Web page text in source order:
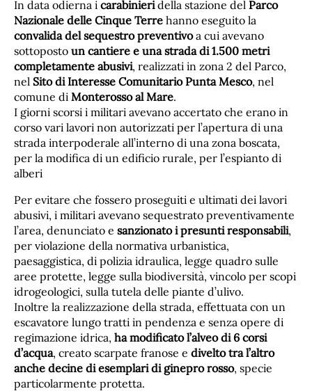
In data odierna i carabinieridella stazione del Parco
Nazionale delle Cinque Terre hanno eseguito la
convalida del sequestro preventivoa cui avevano
sottoposto un cantiere e una strada di 1.500 metri
completamente abusivi, realizzati in zona 2 del Parco,
nel Sito di Interesse Comunitario Punta Mesco, nel
comune di Monterosso al Mare.
I giorni scorsi i militari avevano accertato che erano in
corso vari lavori non autorizzati per l’apertura di una
strada interpoderale all’interno di una zona boscata,
per la modifica di un edificio rurale, per l’espianto di
alberi
Per evitare che fossero proseguiti e ultimati dei lavori
abusivi, i militari avevano sequestrato preventivamente
l’area, denunciato e sanzionato i presunti responsabili,
per violazione della normativa urbanistica,
paesaggistica, di polizia idraulica, legge quadro sulle
aree protette, legge sulla biodiversità, vincolo per scopi
idrogeologici, sulla tutela delle piante d’ulivo.
Inoltre la realizzazione della strada, effettuata con un
escavatore lungo tratti in pendenza e senza opere di
regimazione idrica, ha modificato l’alveo di 6 corsi
d’acqua, creato scarpate franose e divelto tra l’altro
anche decine di esemplari di ginepro rosso, specie
particolarmente protetta.